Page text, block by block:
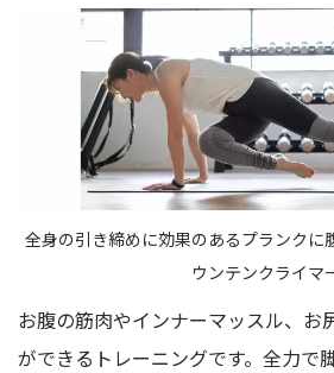
全身の引き締めに効果のあるプランクに
ウンテンクライマ
お腹の筋肉やインナーマッスル、お
ができるトレーニングです。全力で